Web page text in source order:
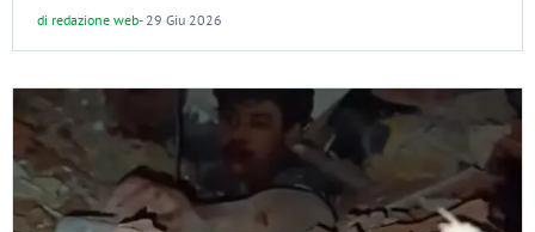
di redazione web- 29 Giu 2026